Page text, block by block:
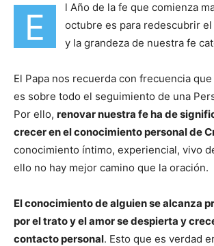
E
l Año de la fe que comienza
octubre es para redescubrir
y la grandeza de nuestra fe
El Papa nos recuerda con frecuencia
es sobre todo el seguimiento de una
Por ello, renovar nuestra fe ha de
crecer en el conocimiento personal de
conocimiento íntimo, experiencial, vivo
ello no hay mejor camino que la oración.
El conocimiento de alguien se alcanza
por el trato y el amor se despierta y
contacto personal. Esto que es verdad